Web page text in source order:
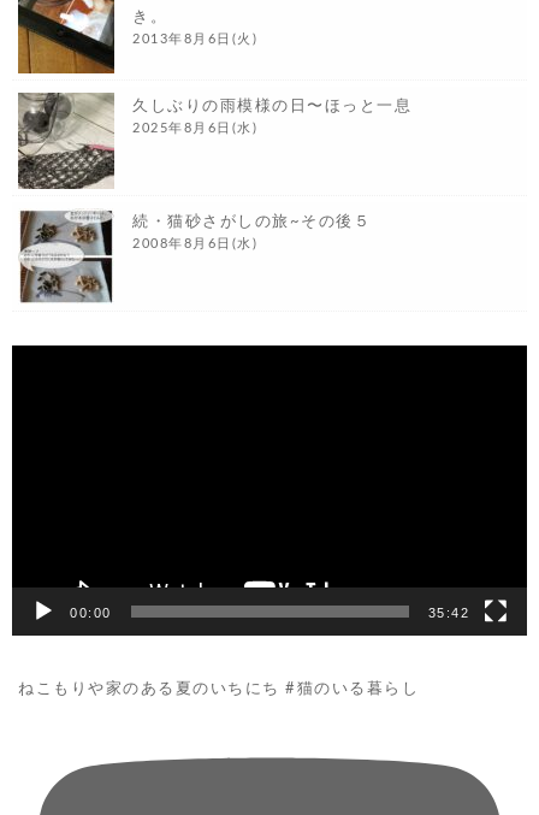
き。
2013年8月6日(火)
久しぶりの雨模様の日〜ほっと一息
2025年8月6日(水)
続・猫砂さがしの旅~その後５
2008年8月6日(水)
00:00 35:42
ねこもりや家のある夏のいちにち #猫のいる暮らし